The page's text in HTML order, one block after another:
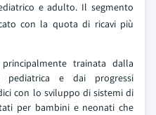
e adulto. Il segmento
con la quota di ricavi più
trainata dalla
pediatrica e dai progressi
con lo sviluppo di sistemi di
per bambini e neonati che